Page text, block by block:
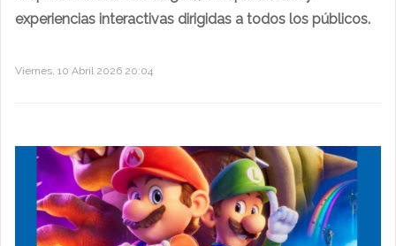
experiencias interactivas dirigidas a todos los públicos.
Viernes, 10 Abril 2026 20:04